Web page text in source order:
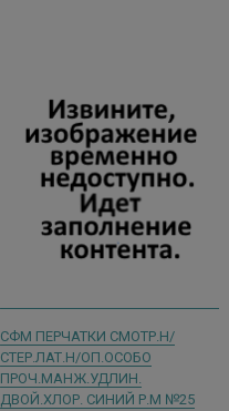
СФМ ПЕРЧАТКИ СМОТР.Н/
СТЕР.ЛАТ.Н/ОП.ОСОБО
ПРОЧ.МАНЖ.УДЛИН.
ДВОЙ.ХЛОР. СИНИЙ Р.М №25